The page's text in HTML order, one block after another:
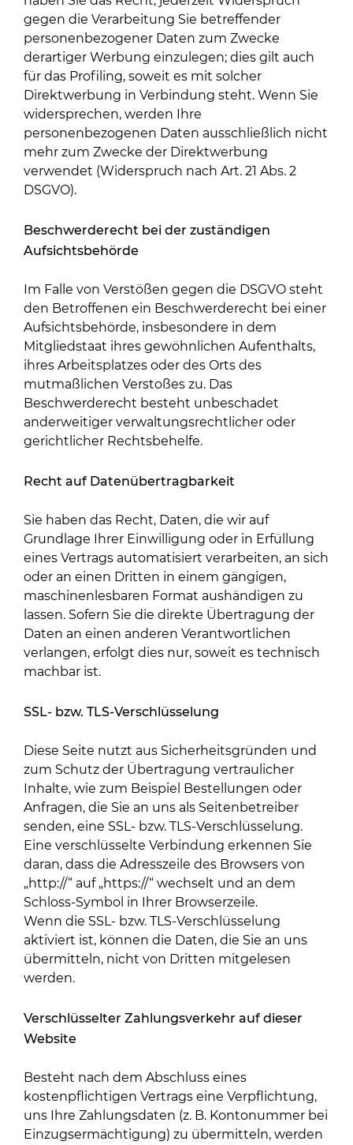
gegen die Verarbeitung Sie betreffender
personenbezogener Daten zum Zwecke
derartiger Werbung einzulegen; dies gilt auch
für das Profiling, soweit es mit solcher
Direktwerbung in Verbindung steht. Wenn Sie
widersprechen, werden Ihre
personenbezogenen Daten ausschließlich nicht
mehr zum Zwecke der Direktwerbung
verwendet (Widerspruch nach Art. 21 Abs. 2
DSGVO).
Beschwerde­recht bei der zuständigen
Aufsichts­behörde
Im Falle von Verstößen gegen die DSGVO steht
den Betroffenen ein Beschwerderecht bei einer
Aufsichtsbehörde, insbesondere in dem
Mitgliedstaat ihres gewöhnlichen Aufenthalts,
ihres Arbeitsplatzes oder des Orts des
mutmaßlichen Verstoßes zu. Das
Beschwerderecht besteht unbeschadet
anderweitiger verwaltungsrechtlicher oder
gerichtlicher Rechtsbehelfe.
Recht auf Daten­übertrag­barkeit
Sie haben das Recht, Daten, die wir auf
Grundlage Ihrer Einwilligung oder in Erfüllung
eines Vertrags automatisiert verarbeiten, an sich
oder an einen Dritten in einem gängigen,
maschinenlesbaren Format aushändigen zu
lassen. Sofern Sie die direkte Übertragung der
Daten an einen anderen Verantwortlichen
verlangen, erfolgt dies nur, soweit es technisch
machbar ist.
SSL- bzw. TLS-Verschlüsselung
Diese Seite nutzt aus Sicherheitsgründen und
zum Schutz der Übertragung vertraulicher
Inhalte, wie zum Beispiel Bestellungen oder
Anfragen, die Sie an uns als Seitenbetreiber
senden, eine SSL- bzw. TLS-Verschlüsselung.
Eine verschlüsselte Verbindung erkennen Sie
daran, dass die Adresszeile des Browsers von
„http://“ auf „https://“ wechselt und an dem
Schloss-Symbol in Ihrer Browserzeile.
Wenn die SSL- bzw. TLS-Verschlüsselung
aktiviert ist, können die Daten, die Sie an uns
übermitteln, nicht von Dritten mitgelesen
werden.
Verschlüsselter Zahlungsverkehr auf dieser
Website
Besteht nach dem Abschluss eines
kostenpflichtigen Vertrags eine Verpflichtung,
uns Ihre Zahlungsdaten (z. B. Kontonummer bei
Einzugsermächtigung) zu übermitteln, werden